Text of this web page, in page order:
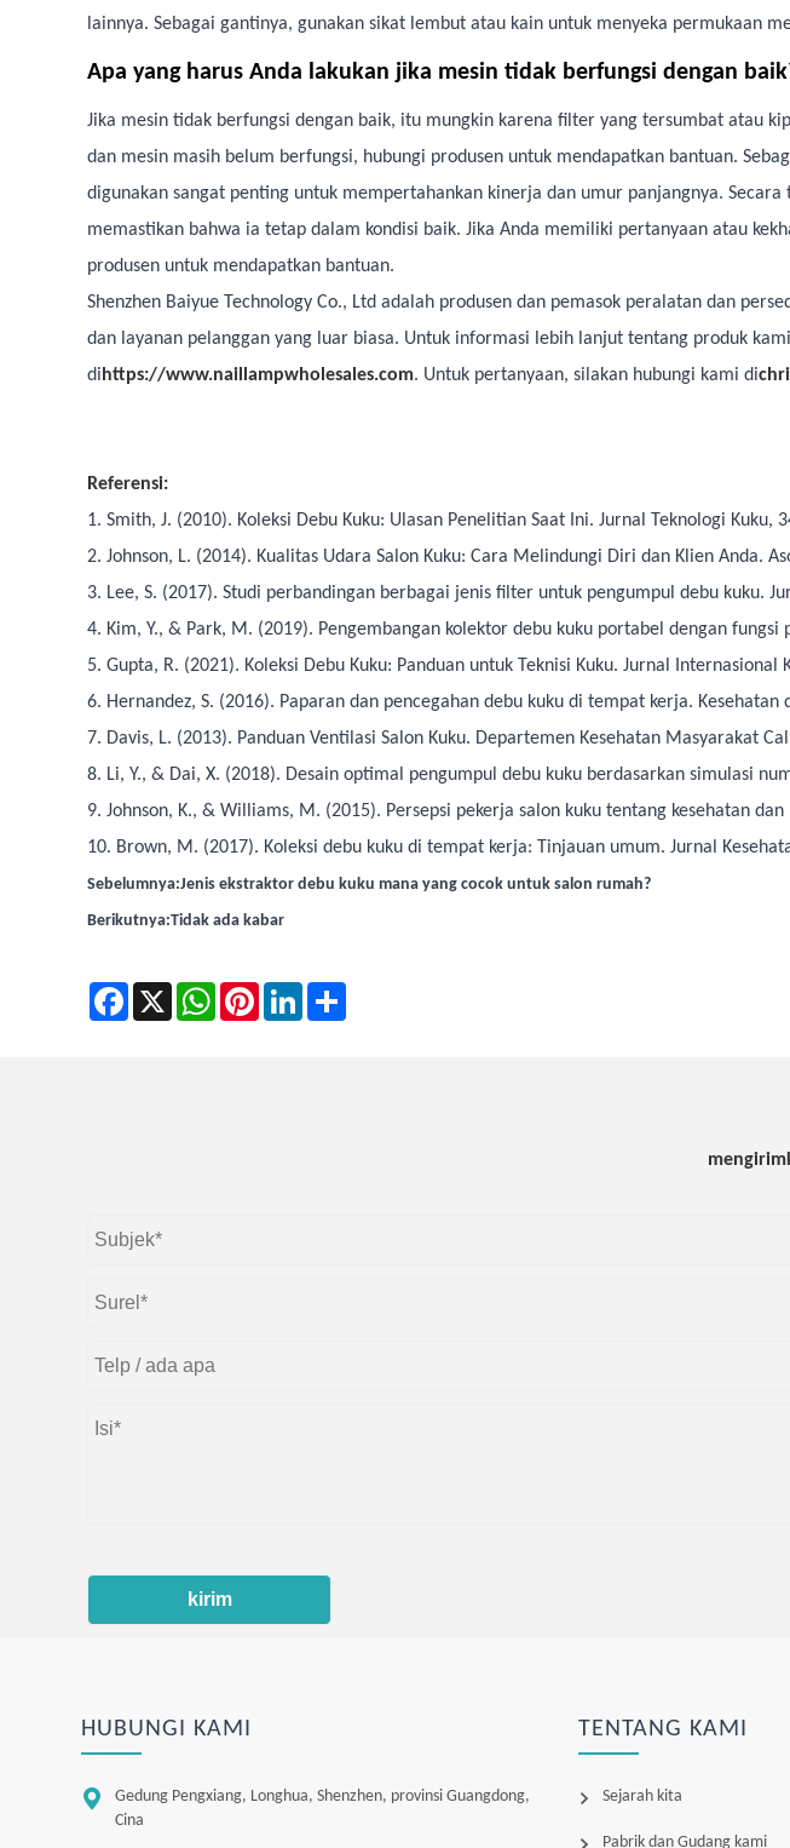
lainnya. Sebagai gantinya, gunakan sikat lembut atau kain untuk menyeka permukaan
Apa yang harus Anda lakukan jika mesin tidak berfungsi dengan
Jika mesin tidak berfungsi dengan baik, itu mungkin karena filter yang tersumbat atau
dan mesin masih belum berfungsi, hubungi produsen untuk mendapatkan bantuan.
digunakan sangat penting untuk mempertahankan kinerja dan umur panjangnya.
memastikan bahwa ia tetap dalam kondisi baik. Jika Anda memiliki pertanyaan atau
produsen untuk mendapatkan bantuan.
Shenzhen Baiyue Technology Co., Ltd adalah produsen dan pemasok peralatan dan
dan layanan pelanggan yang luar biasa. Untuk informasi lebih lanjut tentang produk
dihttps://www.naillampwholesales.com. Untuk pertanyaan, silakan hubungi kami di
Referensi:
1. Smith, J. (2010). Koleksi Debu Kuku: Ulasan Penelitian Saat Ini. Jurnal Teknologi Kuku,
2. Johnson, L. (2014). Kualitas Udara Salon Kuku: Cara Melindungi Diri dan Klien Anda.
3. Lee, S. (2017). Studi perbandingan berbagai jenis filter untuk pengumpul debu kuku.
4. Kim, Y., & Park, M. (2019). Pengembangan kolektor debu kuku portabel dengan
5. Gupta, R. (2021). Koleksi Debu Kuku: Panduan untuk Teknisi Kuku. Jurnal Internasional
6. Hernandez, S. (2016). Paparan dan pencegahan debu kuku di tempat kerja.
7. Davis, L. (2013). Panduan Ventilasi Salon Kuku. Departemen Kesehatan Masyarakat
8. Li, Y., & Dai, X. (2018). Desain optimal pengumpul debu kuku berdasarkan simulasi
9. Johnson, K., & Williams, M. (2015). Persepsi pekerja salon kuku tentang kesehatan
10. Brown, M. (2017). Koleksi debu kuku di tempat kerja: Tinjauan umum. Jurnal
Sebelumnya:Jenis ekstraktor debu kuku mana yang cocok untuk salon rumah?
Berikutnya:Tidak ada kabar
Facebook
X WhatsAppPinterestLinkedIn
kirim
HUBUNGI KAMI

Gedung Pengxiang, Longhua, Shenzhen, provinsi Guangdong,
Cina
TENTANG KAMI
Sejarah kita
Pabrik dan Gudang kami